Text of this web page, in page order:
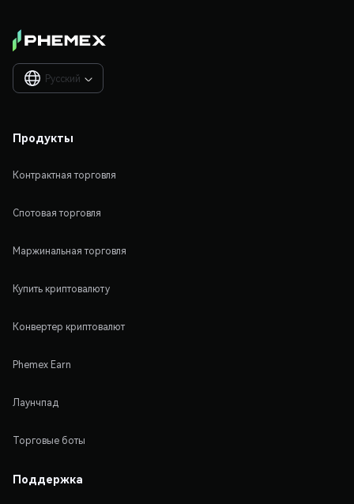
Русский 
Продукты
Контрактная торговля
Спотовая торговля
Маржинальная торговля
Купить криптовалюту
Конвертер криптовалют
Phemex Earn
Лаунчпад
Торговые боты
Поддержка